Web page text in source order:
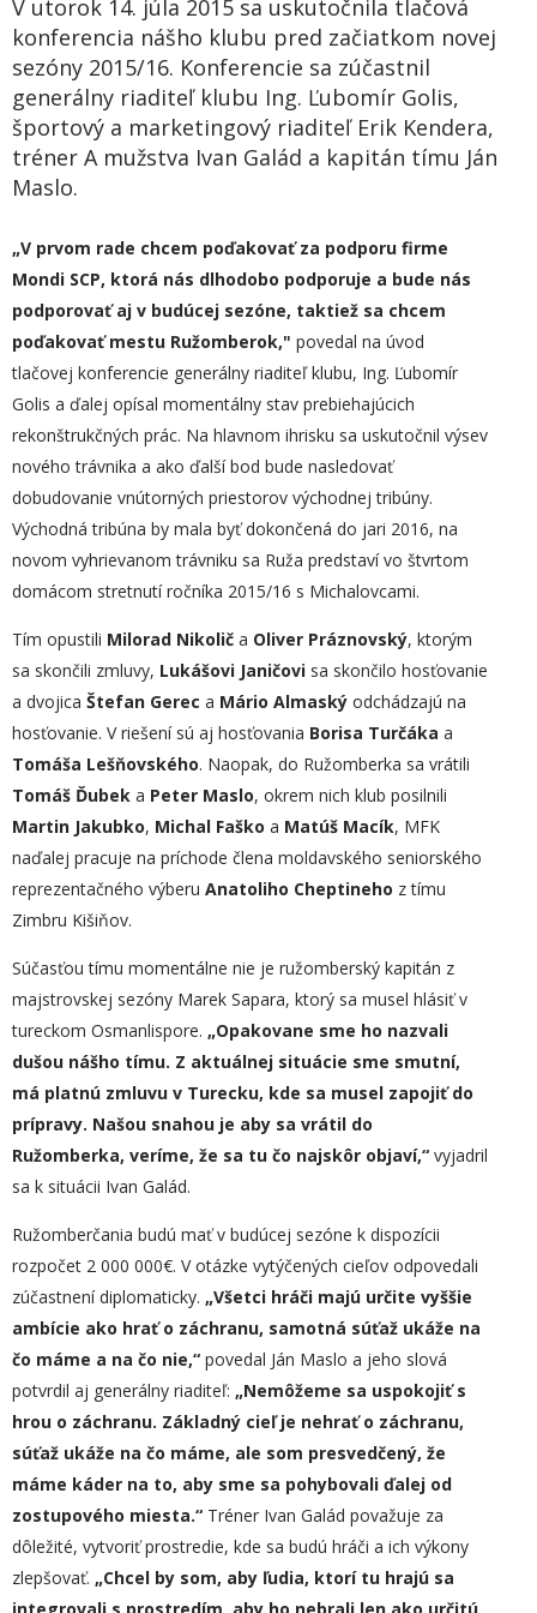
V utorok 14. júla 2015 sa uskutočnila tlačová
konferencia nášho klubu pred začiatkom novej
sezóny 2015/16. Konferencie sa zúčastnil
generálny riaditeľ klubu Ing. Ľubomír Golis,
športový a marketingový riaditeľ Erik Kendera,
tréner A mužstva Ivan Galád a kapitán tímu Ján
Maslo.
„V prvom rade chcem poďakovať za podporu firme
Mondi SCP, ktorá nás dlhodobo podporuje a bude nás
podporovať aj v budúcej sezóne, taktiež sa chcem
poďakovať mestu Ružomberok," povedal na úvod
tlačovej konferencie generálny riaditeľ klubu, Ing. Ľubomír
Golis a ďalej opísal momentálny stav prebiehajúcich
rekonštrukčných prác. Na hlavnom ihrisku sa uskutočnil výsev
nového trávnika a ako ďalší bod bude nasledovať
dobudovanie vnútorných priestorov východnej tribúny.
Východná tribúna by mala byť dokončená do jari 2016, na
novom vyhrievanom trávniku sa Ruža predstaví vo štvrtom
domácom stretnutí ročníka 2015/16 s Michalovcami.
Tím opustili Milorad Nikolič a Oliver Práznovský, ktorým
sa skončili zmluvy, Lukášovi Janičovi sa skončilo hosťovanie
a dvojica Štefan Gerec a Mário Almaský odchádzajú na
hosťovanie. V riešení sú aj hosťovania Borisa Turčáka a
Tomáša Lešňovského. Naopak, do Ružomberka sa vrátili
Tomáš Ďubek a Peter Maslo, okrem nich klub posilnili
Martin Jakubko, Michal Faško a Matúš Macík, MFK
naďalej pracuje na príchode člena moldavského seniorského
reprezentačného výberu Anatoliho Cheptineho z tímu
Zimbru Kišiňov.
Súčasťou tímu momentálne nie je ružomberský kapitán z
majstrovskej sezóny Marek Sapara, ktorý sa musel hlásiť v
tureckom Osmanlispore. „Opakovane sme ho nazvali
dušou nášho tímu. Z aktuálnej situácie sme smutní,
má platnú zmluvu v Turecku, kde sa musel zapojiť do
prípravy. Našou snahou je aby sa vrátil do
Ružomberka, veríme, že sa tu čo najskôr objaví,“ vyjadril
sa k situácii Ivan Galád.
Ružomberčania budú mať v budúcej sezóne k dispozícii
rozpočet 2 000 000€. V otázke vytýčených cieľov odpovedali
zúčastnení diplomaticky. „Všetci hráči majú určite vyššie
ambície ako hrať o záchranu, samotná súťaž ukáže na
čo máme a na čo nie,“ povedal Ján Maslo a jeho slová
potvrdil aj generálny riaditeľ: „Nemôžeme sa uspokojiť s
hrou o záchranu. Základný cieľ je nehrať o záchranu,
súťaž ukáže na čo máme, ale som presvedčený, že
máme káder na to, aby sme sa pohybovali ďalej od
zostupového miesta.“ Tréner Ivan Galád považuje za
dôležité, vytvoriť prostredie, kde sa budú hráči a ich výkony
zlepšovať. „Chcel by som, aby ľudia, ktorí tu hrajú sa